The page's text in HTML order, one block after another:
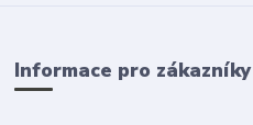
Informace pro zákazníky